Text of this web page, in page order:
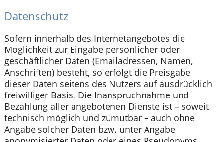
Datenschutz
Sofern innerhalb des Internetangebotes die
Möglichkeit zur Eingabe persönlicher oder
geschäftlicher Daten (Emailadressen, Namen,
Anschriften) besteht, so erfolgt die Preisgabe
dieser Daten seitens des Nutzers auf ausdrücklich
freiwilliger Basis. Die Inanspruchnahme und
Bezahlung aller angebotenen Dienste ist – soweit
technisch möglich und zumutbar – auch ohne
Angabe solcher Daten bzw. unter Angabe